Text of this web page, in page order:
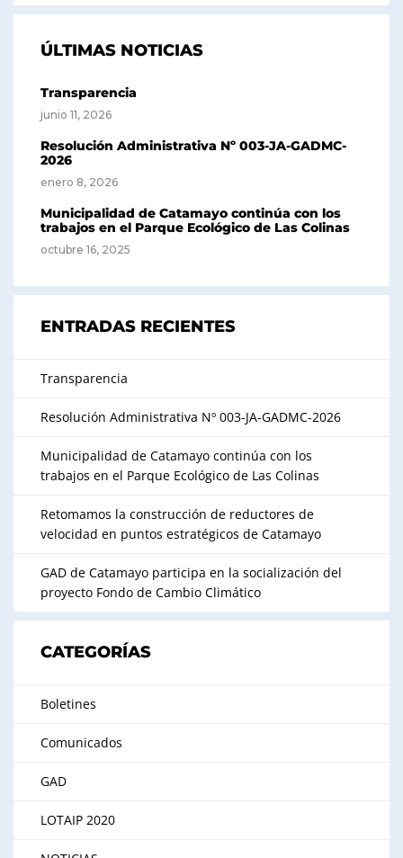
ÚLTIMAS NOTICIAS
Transparencia
junio 11, 2026
Resolución Administrativa Nº 003-JA-GADMC-
2026
enero 8, 2026
Municipalidad de Catamayo continúa con los
trabajos en el Parque Ecológico de Las Colinas
octubre 16, 2025
ENTRADAS RECIENTES
Transparencia
Resolución Administrativa Nº 003-JA-GADMC-2026
Municipalidad de Catamayo continúa con los
trabajos en el Parque Ecológico de Las Colinas
Retomamos la construcción de reductores de
velocidad en puntos estratégicos de Catamayo
GAD de Catamayo participa en la socialización del
proyecto Fondo de Cambio Climático
CATEGORÍAS
Boletines
Comunicados
GAD
LOTAIP 2020